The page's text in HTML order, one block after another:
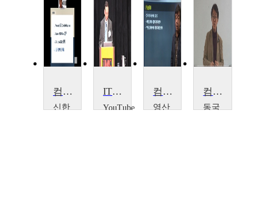
컴퓨터 보안
신한
IT의 선지자 : Martin Roesch
YouTube
컴퓨터활용
영산
컴퓨터공학입문
동국